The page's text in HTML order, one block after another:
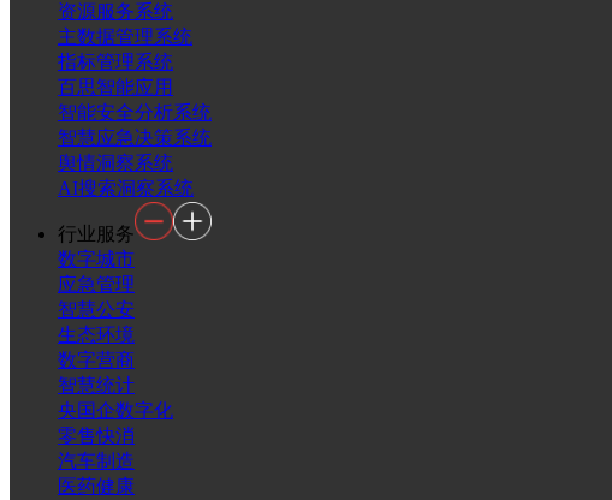
资源服务系统
主数据管理系统
指标管理系统
百思智能应用
智能安全分析系统
智慧应急决策系统
舆情洞察系统
AI搜索洞察系统
行业服务
数字城市
应急管理
智慧公安
生态环境
数字营商
智慧统计
央国企数字化
零售快消
汽车制造
医药健康